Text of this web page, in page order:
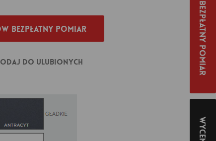
bezpłatny pomiar
do ulubionych Bezpłatny pomiar